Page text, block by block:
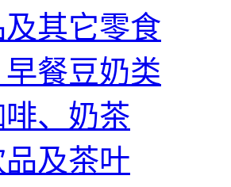
其它零食
餐豆奶类
、奶茶
及茶叶